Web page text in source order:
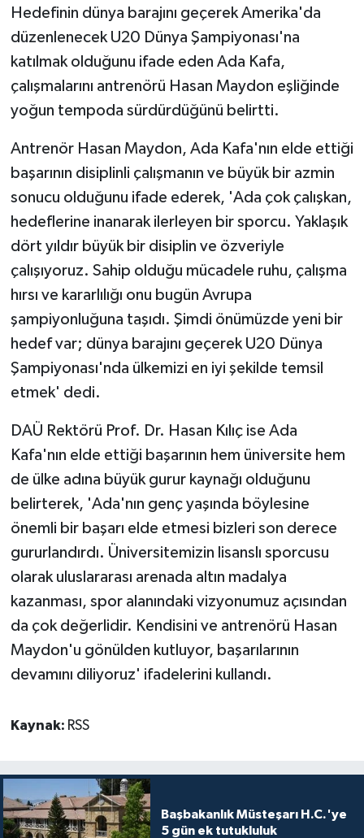
Hedefinin dünya barajını geçerek Amerika'da
düzenlenecek U20 Dünya Şampiyonası'na
katılmak olduğunu ifade eden Ada Kafa,
çalışmalarını antrenörü Hasan Maydon eşliğinde
yoğun tempoda sürdürdüğünü belirtti.
Antrenör Hasan Maydon, Ada Kafa'nın elde ettiği
başarının disiplinli çalışmanın ve büyük bir azmin
sonucu olduğunu ifade ederek, 'Ada çok çalışkan,
hedeflerine inanarak ilerleyen bir sporcu. Yaklaşık
dört yıldır büyük bir disiplin ve özveriyle
çalışıyoruz. Sahip olduğu mücadele ruhu, çalışma
hırsı ve kararlılığı onu bugün Avrupa
şampiyonluğuna taşıdı. Şimdi önümüzde yeni bir
hedef var; dünya barajını geçerek U20 Dünya
Şampiyonası'nda ülkemizi en iyi şekilde temsil
etmek' dedi.
DAÜ Rektörü Prof. Dr. Hasan Kılıç ise Ada
Kafa'nın elde ettiği başarının hem üniversite hem
de ülke adına büyük gurur kaynağı olduğunu
belirterek, 'Ada'nın genç yaşında böylesine
önemli bir başarı elde etmesi bizleri son derece
gururlandırdı. Üniversitemizin lisanslı sporcusu
olarak uluslararası arenada altın madalya
kazanması, spor alanındaki vizyonumuz açısından
da çok değerlidir. Kendisini ve antrenörü Hasan
Maydon'u gönülden kutluyor, başarılarının
devamını diliyoruz' ifadelerini kullandı.
Kaynak: RSS
Başbakanlık Müsteşarı H.C.'ye
5 gün ek tutukluluk